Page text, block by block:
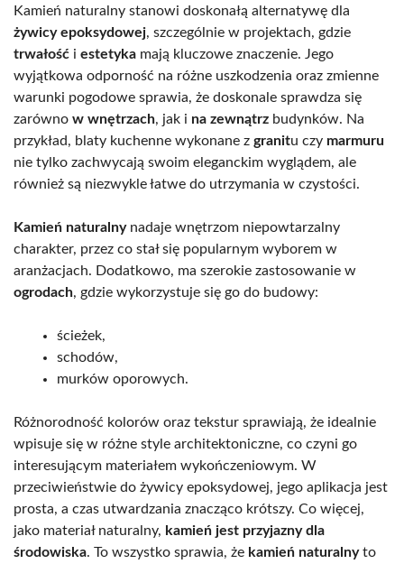
Kamień naturalny stanowi doskonałą alternatywę dla
żywicy epoksydowej, szczególnie w projektach, gdzie
trwałość i estetyka mają kluczowe znaczenie. Jego
wyjątkowa odporność na różne uszkodzenia oraz zmienne
warunki pogodowe sprawia, że doskonale sprawdza się
zarówno w wnętrzach, jak i na zewnątrz budynków. Na
przykład, blaty kuchenne wykonane z granitu czy marmuru
nie tylko zachwycają swoim eleganckim wyglądem, ale
również są niezwykle łatwe do utrzymania w czystości.
Kamień naturalnynadaje wnętrzom niepowtarzalny
charakter, przez co stał się popularnym wyborem w
aranżacjach. Dodatkowo, ma szerokie zastosowanie w
ogrodach, gdzie wykorzystuje się go do budowy:
ścieżek,
schodów,
murków oporowych.
Różnorodność kolorów oraz tekstur sprawiają, że idealnie
wpisuje się w różne style architektoniczne, co czyni go
interesującym materiałem wykończeniowym. W
przeciwieństwie do żywicy epoksydowej, jego aplikacja jest
prosta, a czas utwardzania znacząco krótszy. Co więcej,
jako materiał naturalny, kamień jest przyjazny dla
środowiska. To wszystko sprawia, że kamień naturalnyto